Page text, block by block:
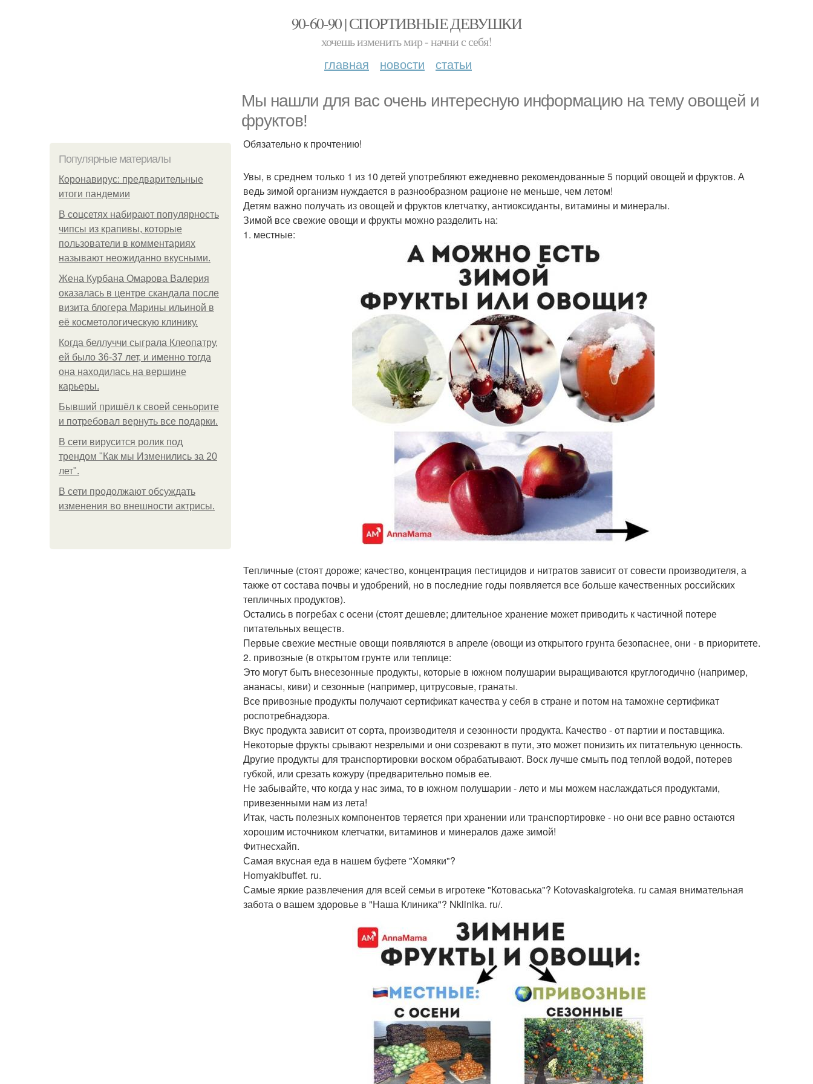
90-60-90 | СПОРТИВНЫЕ ДЕВУШКИ
хочешь изменить мир - начни с себя!
главная новости статьи
Мы нашли для вас очень интересную информацию на тему овощей и
фруктов!
Популярные материалы
Коронавирус: предварительные
итоги пандемии
В соцсетях набирают популярность
чипсы из крапивы, которые
пользователи в комментариях
называют неожиданно вкусными.
Жена Курбана Омарова Валерия
оказалась в центре скандала после
визита блогера Марины ильиной в
её косметологическую клинику.
Когда беллуччи сыграла Клеопатру,
ей было 36-37 лет, и именно тогда
она находилась на вершине
карьеры.
Бывший пришёл к своей сеньорите
и потребовал вернуть все подарки.
В сети вирусится ролик под
трендом "Как мы Изменились за 20
лет".
В сети продолжают обсуждать
изменения во внешности актрисы.
Обязательно к прочтению!
Увы, в среднем только 1 из 10 детей употребляют ежедневно рекомендованные 5 порций овощей и фруктов. А
ведь зимой организм нуждается в разнообразном рационе не меньше, чем летом!
Детям важно получать из овощей и фруктов клетчатку, антиоксиданты, витамины и минералы.
Зимой все свежие овощи и фрукты можно разделить на:
1. местные:
Тепличные (стоят дороже; качество, концентрация пестицидов и нитратов зависит от совести производителя, а
также от состава почвы и удобрений, но в последние годы появляется все больше качественных российских
тепличных продуктов).
Остались в погребах с осени (стоят дешевле; длительное хранение может приводить к частичной потере
питательных веществ.
Первые свежие местные овощи появляются в апреле (овощи из открытого грунта безопаснее, они - в приоритете.
2. привозные (в открытом грунте или теплице:
Это могут быть внесезонные продукты, которые в южном полушарии выращиваются круглогодично (например,
ананасы, киви) и сезонные (например, цитрусовые, гранаты.
Все привозные продукты получают сертификат качества у себя в стране и потом на таможне сертификат
роспотребнадзора.
Вкус продукта зависит от сорта, производителя и сезонности продукта. Качество - от партии и поставщика.
Некоторые фрукты срывают незрелыми и они созревают в пути, это может понизить их питательную ценность.
Другие продукты для транспортировки воском обрабатывают. Воск лучше смыть под теплой водой, потерев
губкой, или срезать кожуру (предварительно помыв ее.
Не забывайте, что когда у нас зима, то в южном полушарии - лето и мы можем наслаждаться продуктами,
привезенными нам из лета!
Итак, часть полезных компонентов теряется при хранении или транспортировке - но они все равно остаются
хорошим источником клетчатки, витаминов и минералов даже зимой!
Фитнесхайп.
Самая вкусная еда в нашем буфете "Хомяки"?
Homyakibuffet. ru.
Самые яркие развлечения для всей семьи в игротеке "Котоваська"? Kotovaskaigroteka. ru самая внимательная
забота о вашем здоровье в "Наша Клиника"? Nklinika. ru/.